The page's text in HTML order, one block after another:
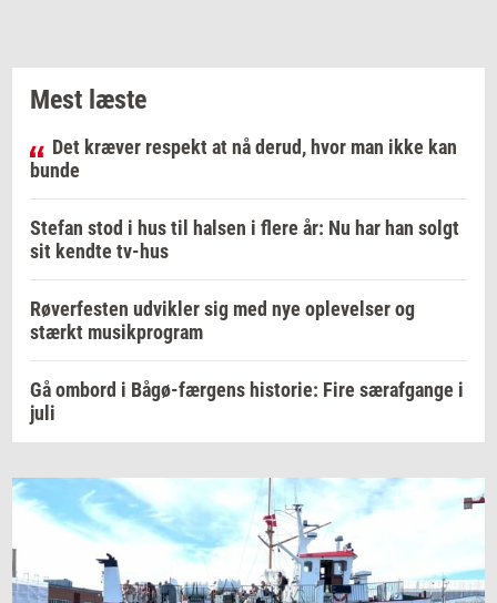
Mest læste
Det kræver respekt at nå derud, hvor man ikke kan
bunde
Stefan stod i hus til halsen i flere år: Nu har han solgt
sit kendte tv-hus
Røverfesten udvikler sig med nye oplevelser og
stærkt musikprogram
Gå ombord i Bågø-færgens historie: Fire særafgange i
juli